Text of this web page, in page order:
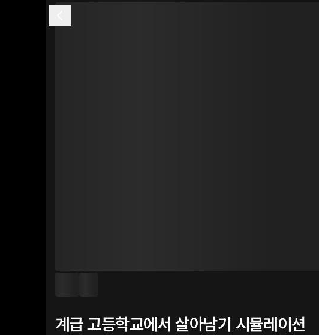
계급 고등학교에서 살아남기 시뮬레이션